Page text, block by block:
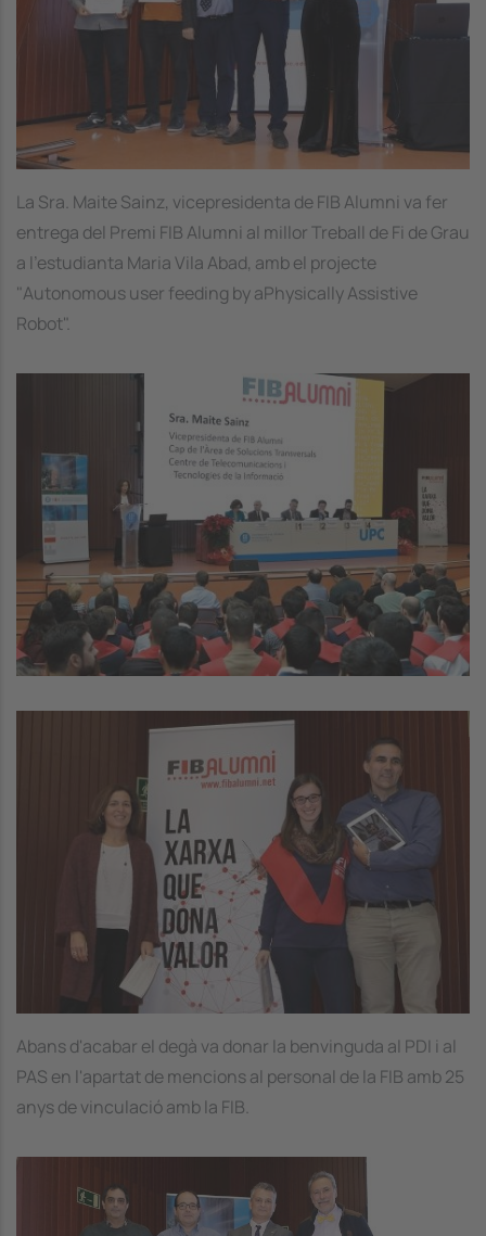
La Sra. Maite Sainz, vicepresidenta de FIB Alumni va fer
entrega del Premi FIB Alumni al millor Treball de Fi de Grau
a l'estudianta Maria Vila Abad, amb el projecte
"Autonomous user feeding by aPhysically Assistive
Robot".
Abans d'acabar el degà va donar la benvinguda al PDI i al
PAS en l'apartat de mencions al personal de la FIB amb 25
anys de vinculació amb la FIB.